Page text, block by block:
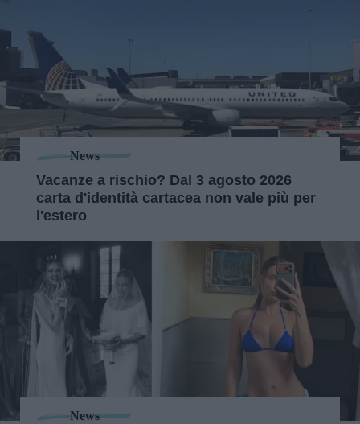
News
Vacanze a rischio? Dal 3 agosto 2026
carta d'identità cartacea non vale più per
l'estero
News